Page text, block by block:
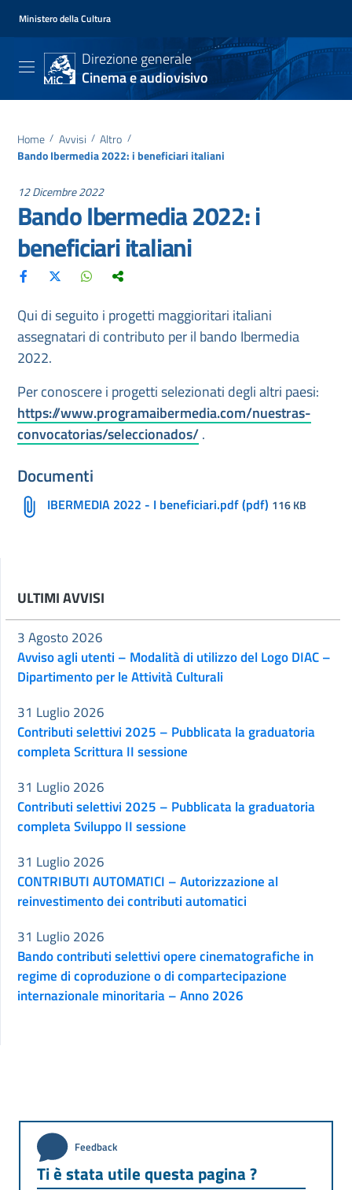
Ministero della Cultura
Direzione generale
Cinema e audiovisivo
Home / Avvisi / Altro /
Bando Ibermedia 2022: i beneficiari italiani
12 Dicembre 2022
Bando Ibermedia 2022: i
beneficiari italiani
Qui di seguito i progetti maggioritari italiani
assegnatari di contributo per il bando Ibermedia
2022.
Per conoscere i progetti selezionati degli altri paesi:
https://www.programaibermedia.com/nuestras-
convocatorias/seleccionados/.
Documenti
IBERMEDIA 2022 - I beneficiari.pdf (pdf) 116 KB
ULTIMI AVVISI
Avviso agli utenti – Modalità di utilizzo del Logo DIAC –
Dipartimento per le Attività Culturali
3 Agosto 2026
Contributi selettivi 2025 – Pubblicata la graduatoria
completa Scrittura II sessione
31 Luglio 2026
Contributi selettivi 2025 – Pubblicata la graduatoria
completa Sviluppo II sessione
31 Luglio 2026
CONTRIBUTI AUTOMATICI – Autorizzazione al
reinvestimento dei contributi automatici
31 Luglio 2026
Bando contributi selettivi opere cinematografiche in
regime di coproduzione o di compartecipazione
internazionale minoritaria – Anno 2026
31 Luglio 2026
Feedback
Ti è stata utile questa pagina ?